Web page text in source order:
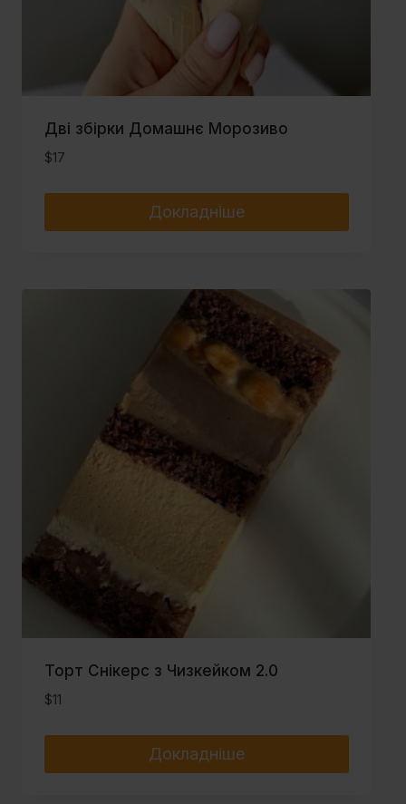
Дві збірки Домашнє Морозиво
$17
Докладніше
Торт Снікерс з Чизкейком 2.0
$11
Докладніше